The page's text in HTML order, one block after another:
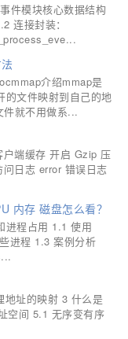
件模块核心数据结构
连接封装：
介绍mmap是
的文件映射到自己的地
件就不用做系...
端缓存 开启 Gzip 压
日志 error 错误日志
内存 磁盘怎么看？
进程占用 1.1 使用
进程 1.3 案例分析
地址的映射 3 什么是
空间 5.1 无序变有序